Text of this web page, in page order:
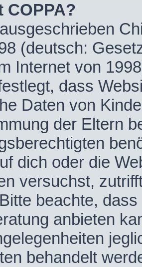
COPPA?
(deutsch:
Internet von
dass
Daten von
der Eltern
dich oder die
versuchst,
beachte,
anbieten
behandelt